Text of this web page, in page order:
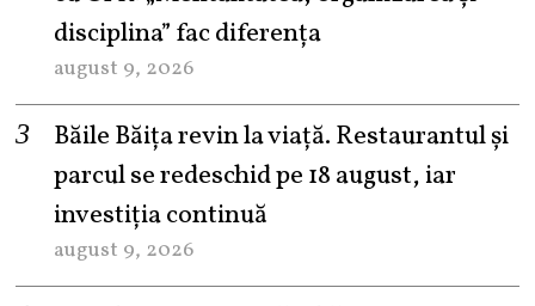
disciplina” fac diferența
august 9, 2026
Băile Băița revin la viață. Restaurantul și
parcul se redeschid pe 18 august, iar
investiția continuă
august 9, 2026